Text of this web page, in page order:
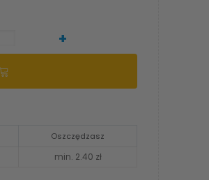
+
Oszczędzasz
min. 2.40 zł